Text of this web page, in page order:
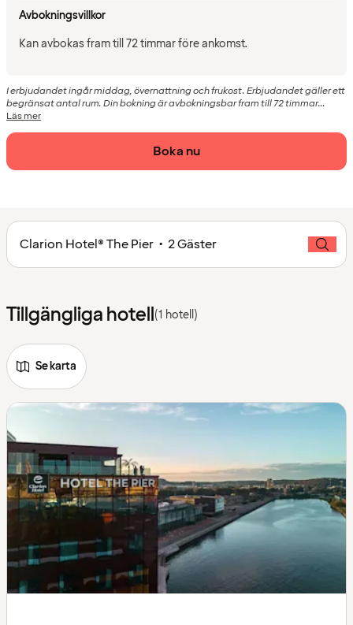
Avbokningsvillkor
Kan avbokas fram till 72 timmar före ankomst.
I erbjudandet ingår middag, övernattning och frukost. Erbjudandet gäller ett
begränsat antal rum. Din bokning är avbokningsbar fram till 72 timmar...
Läs mer
Boka nu
Clarion Hotel® The Pier • 2 Gäster
Tillgängliga hotell(1 hotell)
Se karta